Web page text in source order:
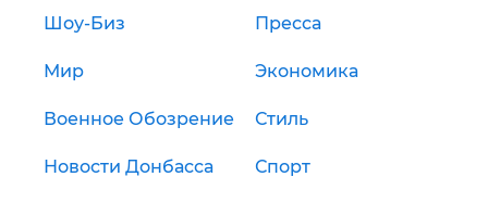
Шоу-Биз Пресса
Мир Экономика
Военное Обозрение Стиль
Новости Донбасса Спорт